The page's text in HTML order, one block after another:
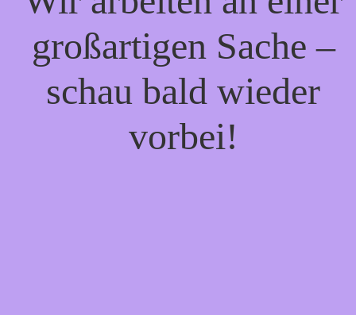
großartigen Sache –
schau bald wieder
vorbei!